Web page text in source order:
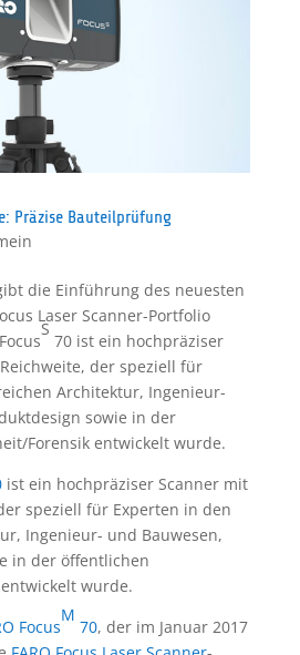
Präzise Bauteilprüfung
die Einführung des neuesten
Laser Scanner-Portfolio
S
70 ist ein hochpräziser
der speziell für
Architektur, Ingenieur-
sowie in der
Forensik entwickelt wurde.
ist ein hochpräziser Scanner mit
speziell für Experten in den
Ingenieur- und Bauwesen,
in der öffentlichen
wurde.
Focus
M
70, der im Januar 2017